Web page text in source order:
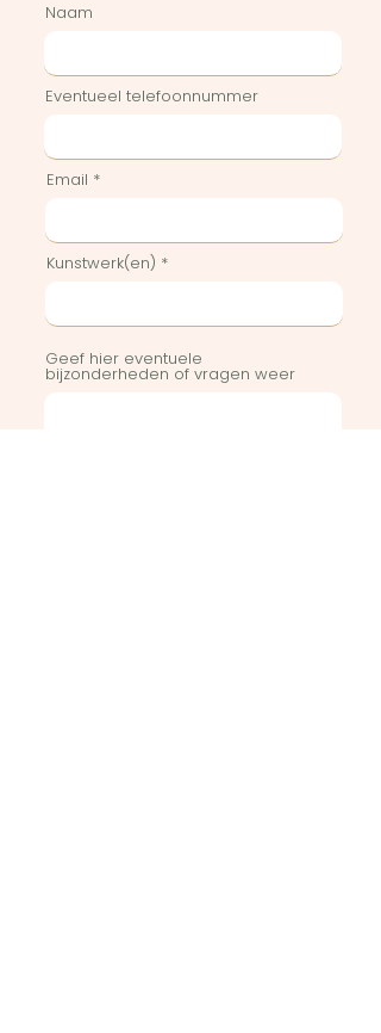
Naam
Eventueel telefoonnummer
Email
Kunstwerk(en)
Geef hier eventuele
bijzonderheden of vragen weer